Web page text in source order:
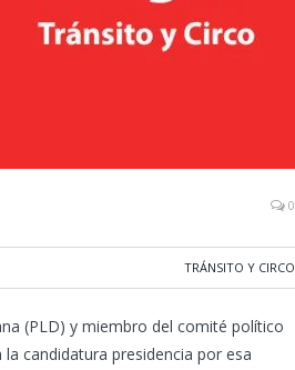
0
TRÁNSITO Y CIRCO
(PLD) y miembro del comité político
candidatura presidencia por esa